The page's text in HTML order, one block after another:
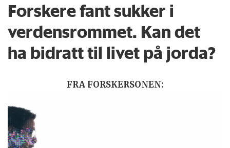
Forskere fant sukker i
verdensrommet. Kan det
ha bidratt til livet på jorda?
FRA FORSKERSONEN: